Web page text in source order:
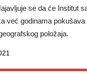
se da će Institut
već godinama
položaja.